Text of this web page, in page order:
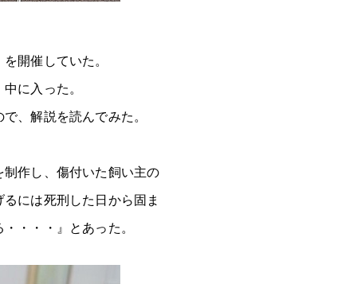
開催していた。
に入った。
、解説を読んでみた。
作し、傷付いた飼い主の
には死刑した日から固ま
・・・』とあった。